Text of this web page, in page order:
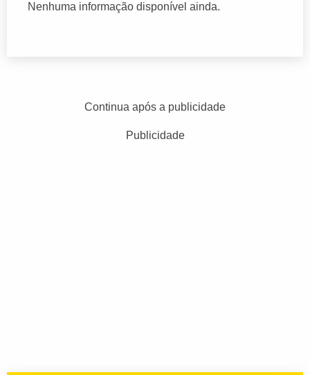
Nenhuma informação disponível ainda.
Continua após a publicidade
Publicidade